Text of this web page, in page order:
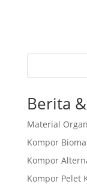
Berita
Material
Kompor
Kompor
Kompor Pelet